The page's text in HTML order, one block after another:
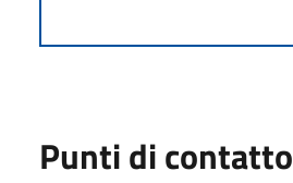
Punti di contatto